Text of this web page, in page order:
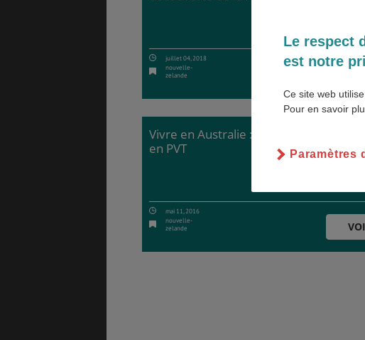
VOIR
juillet 04, 2018
nouvelle-
zelande
Vivre en Australie : l'expérience de
en PVT
mai 11, 2016
nouvelle-
zelande
Le respect
est notre
Ce site web
Pour en savoir
Paramètres